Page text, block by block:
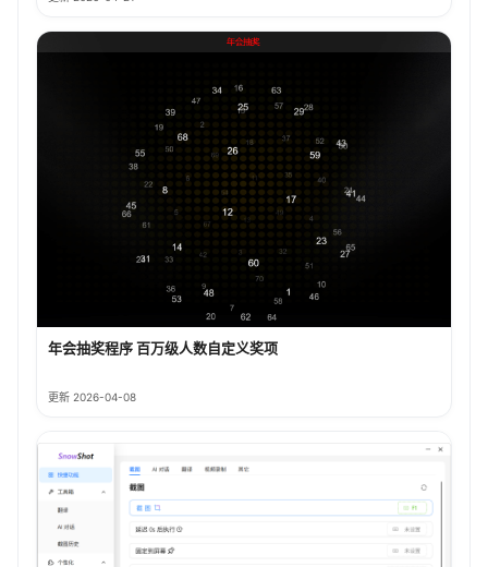
年会抽奖程序 百万级人数自定义奖项
更新 2026-04-08